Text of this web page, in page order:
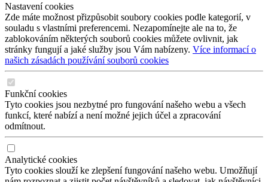
Nastavení cookies
Zde máte možnost přizpůsobit soubory cookies podle kategorií, v
souladu s vlastními preferencemi. Nezapomínejte ale na to, že
zablokováním některých souborů cookies můžete ovlivnit, jak
stránky fungují a jaké služby jsou Vám nabízeny. Více informací o
našich zásadách používání souborů cookies
Funkční cookies
Tyto cookies jsou nezbytné pro fungování našeho webu a všech
funkcí, které nabízí a není možné jejich účel a zpracování
odmítnout.
Analytické cookies
Tyto cookies slouží ke zlepšení fungování našeho webu. Umožňují